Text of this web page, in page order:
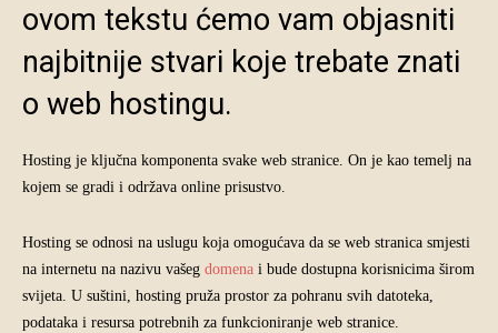
ovom tekstu ćemo vam objasniti
najbitnije stvari koje trebate znati
o web hostingu.
Hosting je ključna komponenta svake web stranice. On je kao temelj na
kojem se gradi i održava online prisustvo.
Hosting se odnosi na uslugu koja omogućava da se web stranica smjesti
na internetu na nazivu vašeg domena i bude dostupna korisnicima širom
svijeta. U suštini, hosting pruža prostor za pohranu svih datoteka,
podataka i resursa potrebnih za funkcioniranje web stranice.